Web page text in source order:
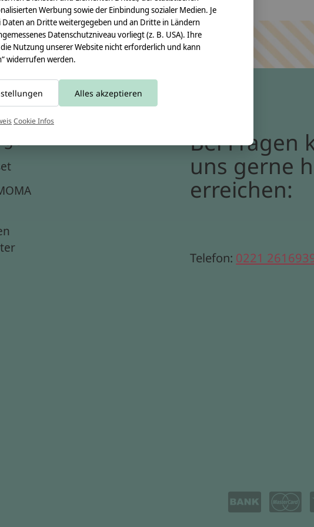
Bei Fragen
uns gerne
erreichen:
Telefon: 0221
Werbung sowie der Einbindung sozialer Medien. Je
an Dritte weitergegeben und an Dritte in Ländern
Datenschutzniveau vorliegt (z. B. USA). Ihre
Nutzung unserer Website nicht erforderlich und kann
widerrufen werden.
Alles akzeptieren
Cookie Infos